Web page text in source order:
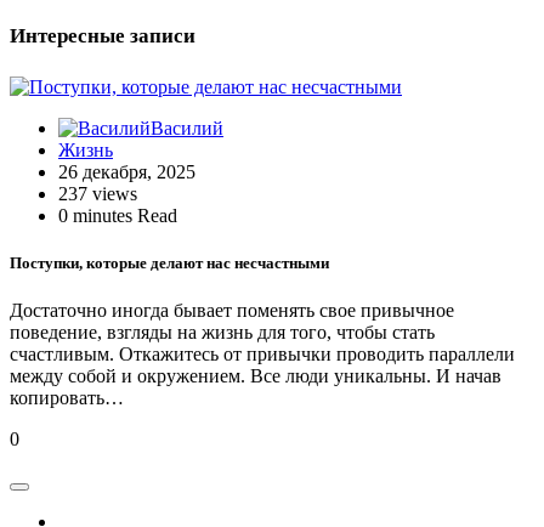
Интересные записи
Василий
Жизнь
26 декабря, 2025
237 views
0 minutes Read
Поступки, которые делают нас несчастными
Достаточно иногда бывает поменять свое привычное
поведение, взгляды на жизнь для того, чтобы стать
счастливым. Откажитесь от привычки проводить параллели
между собой и окружением. Все люди уникальны. И начав
копировать…
0